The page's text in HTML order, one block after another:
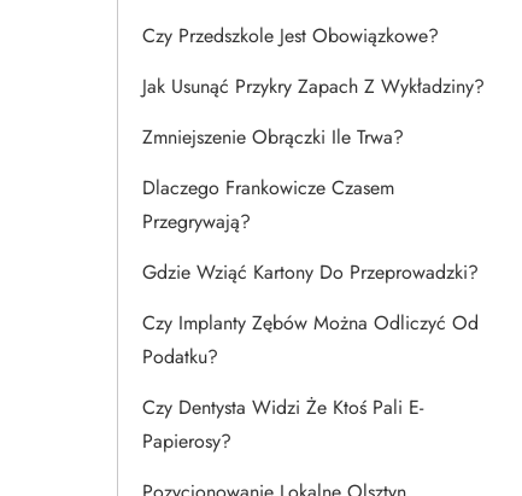
Czy Przedszkole Jest Obowiązkowe?
Jak Usunąć Przykry Zapach Z Wykładziny?
Zmniejszenie Obrączki Ile Trwa?
Dlaczego Frankowicze Czasem
Przegrywają?
Gdzie Wziąć Kartony Do Przeprowadzki?
Czy Implanty Zębów Można Odliczyć Od
Podatku?
Czy Dentysta Widzi Że Ktoś Pali E-
Papierosy?